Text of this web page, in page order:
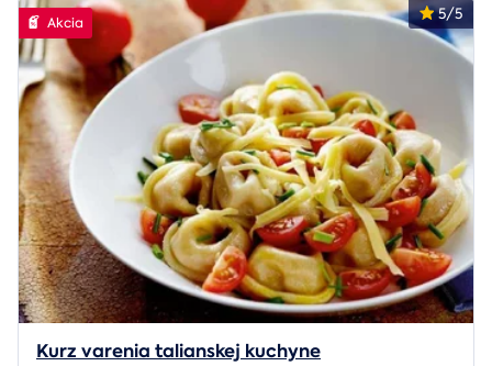
5/5
Akcia
Kurz varenia talianskej kuchyne